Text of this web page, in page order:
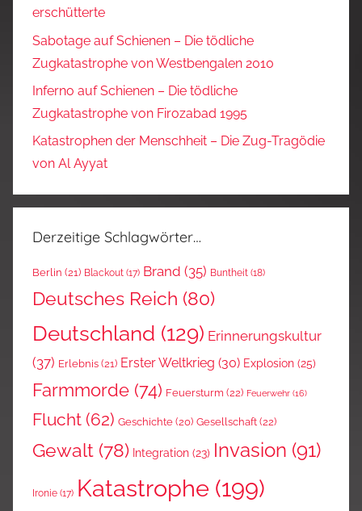
erschütterte
Sabotage auf Schienen – Die tödliche
Zugkatastrophe von Westbengalen 2010
Inferno auf Schienen – Die tödliche
Zugkatastrophe von Firozabad 1995
Katastrophen der Menschheit – Die Zug-Tragödie
von Al Ayyat
Derzeitige Schlagwörter…
Berlin (21) Blackout (17) Brand (35) Buntheit (18)
Deutsches Reich (80)
Deutschland (129) Erinnerungskultur
(37) Erlebnis (21) Erster Weltkrieg (30) Explosion (25)
Farmmorde (74) Feuersturm (22) Feuerwehr (16)
Flucht (62) Geschichte (20) Gesellschaft(22)
Gewalt (78) Integration (23) Invasion (91)
Ironie (17) Katastrophe (199)